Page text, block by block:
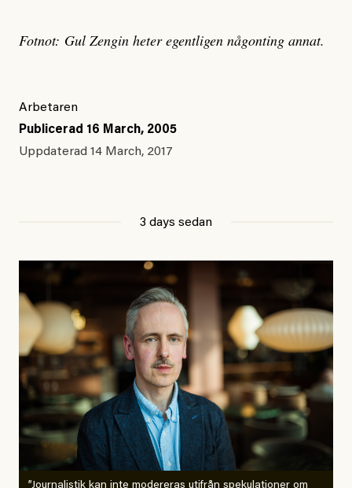
Fotnot: Gul Zengin heter egentligen någonting annat.
Arbetaren
Publicerad 16 March, 2005
Uppdaterad 14 March, 2017
3 days sedan
”Journalistik kan inte modereras utifrån spekulationer om